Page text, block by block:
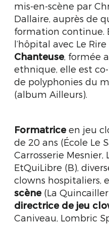
mis-en-scène par
Dallaire, auprès de
formation continue.
l’hôpital avec Le
Chanteuse , formée
ethnique, elle est
de polyphonies du
(album Ailleurs).
Formatrice en jeu
de 20 ans (École Le
Carrosserie Mesnier,
EtQuiLibre (B),
clowns hospitaliers,
scène (La
directrice de jeu
Caniveau, Lombric